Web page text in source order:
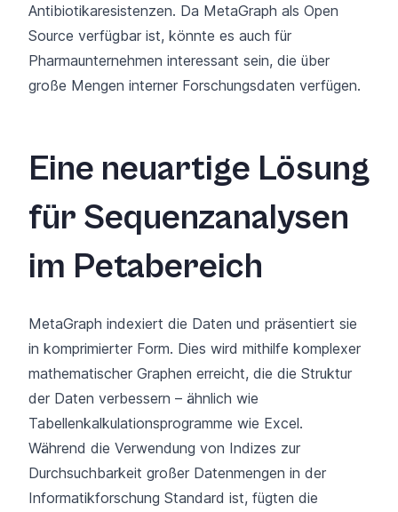
Antibiotikaresistenzen. Da MetaGraph als Open
Source verfügbar ist, könnte es auch für
Pharmaunternehmen interessant sein, die über
große Mengen interner Forschungsdaten verfügen.
Eine neuartige Lösung
für Sequenzanalysen
im Petabereich
MetaGraph indexiert die Daten und präsentiert sie
in komprimierter Form. Dies wird mithilfe komplexer
mathematischer Graphen erreicht, die die Struktur
der Daten verbessern – ähnlich wie
Tabellenkalkulationsprogramme wie Excel.
Während die Verwendung von Indizes zur
Durchsuchbarkeit großer Datenmengen in der
Informatikforschung Standard ist, fügten die